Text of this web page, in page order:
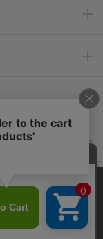
ためにCookieを使用
同意したものとみな